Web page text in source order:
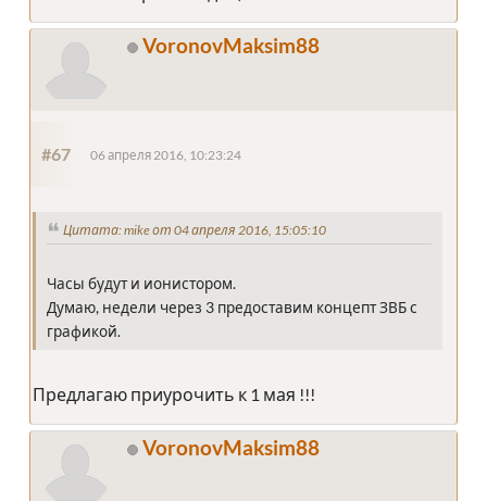
VoronovMaksim88
#67 06 апреля 2016, 10:23:24
Цитата: mike от 04 апреля 2016, 15:05:10
Часы будут и ионистором.
Думаю, недели через 3 предоставим концепт ЗВБ с
графикой.
Предлагаю приурочить к 1 мая !!!
VoronovMaksim88